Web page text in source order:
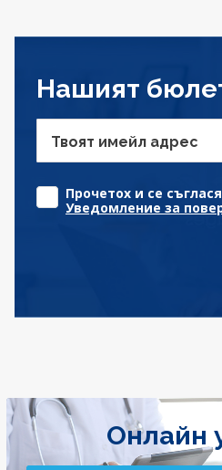
Нашият
Твоят имейл адрес
Прочетох и се
Уведомление за
Онлайн